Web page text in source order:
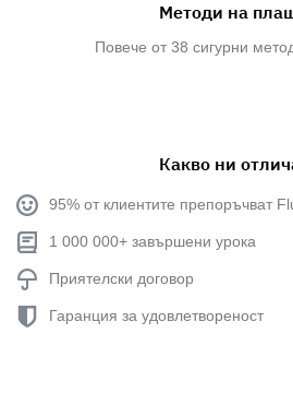
Методи на
Повече от 38 сигурни
Какво ни
95% от клиентите препоръчват
1 000 000+ завършени урока
Приятелски договор
Гаранция за удовлетвореност